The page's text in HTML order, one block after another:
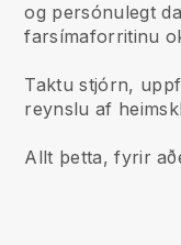
og persónulegt
farsímaforritinu
Taktu stjórn,
reynslu af
Allt þetta, fyrir